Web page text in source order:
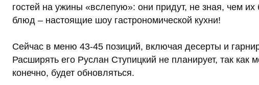
гостей на ужины «вслепую»: они придут, не зная, чем
блюд – настоящие шоу гастрономической кухни!
Сейчас в меню 43-45 позиций, включая десерты и
Расширять его Руслан Ступицкий не планирует, так
конечно, будет обновляться.